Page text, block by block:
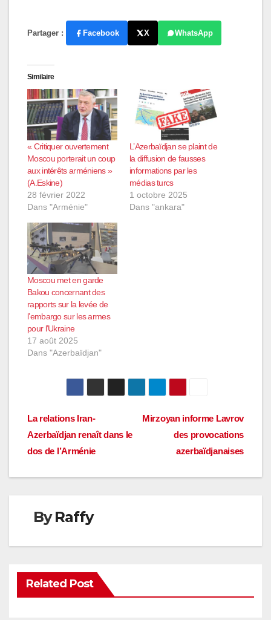
Partager : Facebook X WhatsApp
Similaire
« Critiquer ouvertement
Moscou porterait un coup
aux intérêts arméniens »
(A.Eskine)
28 février 2022
Dans "Arménie"
L’Azerbaïdjan se plaint de
la diffusion de fausses
informations par les
médias turcs
1 octobre 2025
Dans "ankara"
Moscou met en garde
Bakou concernant des
rapports sur la levée de
l’embargo sur les armes
pour l’Ukraine
17 août 2025
Dans "Azerbaïdjan"
Navigation
de
l’article
Mirzoyan informe Lavrov
des provocations
azerbaïdjanaises
La relations Iran-
Azerbaïdjan renaît dans le
dos de l’Arménie
ByRaffy
Related Post